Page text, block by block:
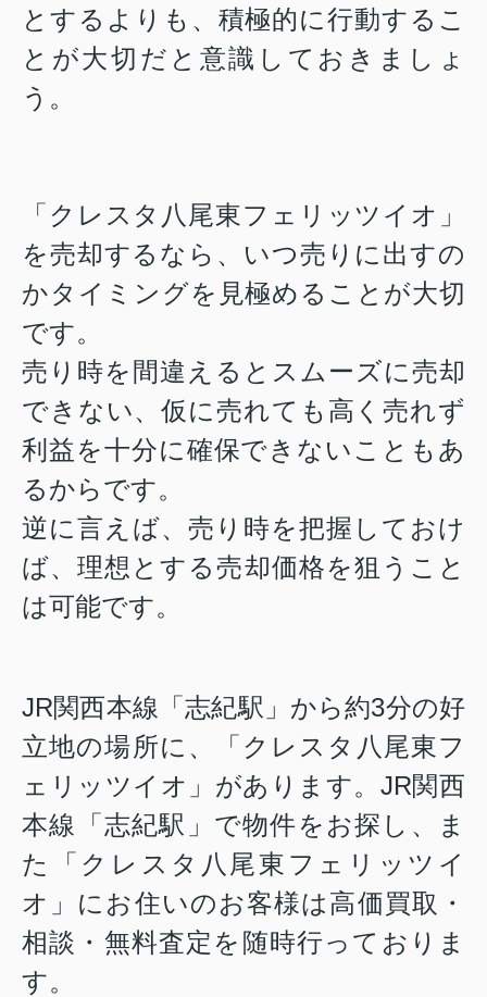
とするよりも、積極的に行動するこ
とが大切だと意識しておきましょ
う。
「クレスタ八尾東フェリッツイオ 」
を売却するなら、いつ売りに出すの
かタイミングを見極めることが大切
です。
売り時を間違えるとスムーズに売却
できない、仮に売れても高く売れず
利益を十分に確保できない こともあ
るからです。
逆に言えば、売り時を把握しておけ
ば、理想とする売却価格を狙うこと
は可能です。
JR関西本線「志紀駅」から約3分の好
立地の場所に、「クレスタ八尾東フ
ェリッツイオ 」があります。 JR関西
本線「志紀駅」 で物件をお探し、ま
た「クレスタ八尾東フェリッツイ
オ」にお住いのお客様は高価買取・
相談・無料査定を随時行っておりま
す。